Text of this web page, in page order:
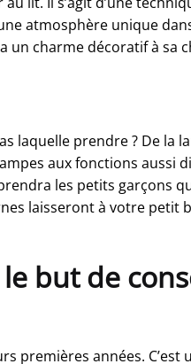
atmosphère unique
charme décoratif à sa
prendre ? De la
aux fonctions aussi
les petits garçons
laisseront à votre
but de
années. C’est